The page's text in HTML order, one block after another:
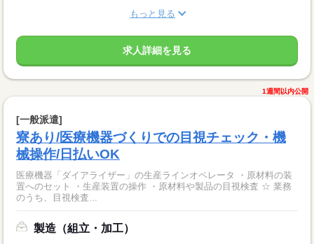
もっと見る
求人詳細を見る
1週間以内公開
[一般派遣]
寮あり/医療機器づくりでの目視チェック・機
械操作/日払いOK
医療機器「ダイアライザー」の生産ラインオペレータ ・原材料の装
置へのセット ・生産装置の操作 ・原材料や製品の目視検査 ☆ 業務
のうち、目視検査...
製造（組立・加工）